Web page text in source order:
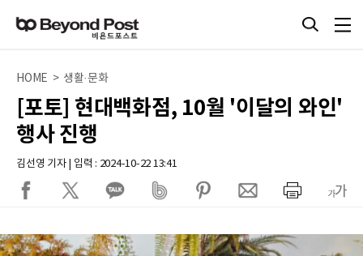
HOME > 생활·문화
[포토] 현대백화점, 10월 '이달의 와인'
행사 진행
김선영 기자 | 입력 : 2024-10-22 13:41